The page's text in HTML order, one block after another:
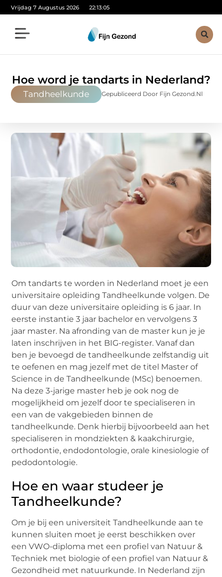
Vrijdag 7 Augustus 2026 22:13:07
Hoe word je tandarts in Nederland?
Tandheelkunde Gepubliceerd Door Fijn Gezond.nl
Om tandarts te worden in Nederland moet je een
universitaire opleiding Tandheelkunde volgen. De
duur van deze universitaire opleiding is 6 jaar. In
eerste instantie 3 jaar bachelor en vervolgens 3
jaar master. Na afronding van de master kun je je
laten inschrijven in het BIG-register. Vanaf dan
ben je bevoegd de tandheelkunde zelfstandig uit
te oefenen en mag jezelf met de titel Master of
Science in de Tandheelkunde (MSc) benoemen.
Na deze 3-jarige master heb je ook nog de
mogelijkheid om jezelf door te specialiseren in
een van de vakgebieden binnen de
tandheelkunde. Denk hierbij bijvoorbeeld aan het
specialiseren in mondziekten & kaakchirurgie,
orthodontie, endodontologie, orale kinesiologie of
pedodontologie.
Hoe en waar studeer je
Tandheelkunde?
Om je bij een universiteit Tandheelkunde aan te
kunnen sluiten moet je eerst beschikken over
een VWO-diploma met een profiel van Natuur &
Techniek met biologie of een profiel van Natuur &
Gezondheid met natuurkunde. In Nederland zijn